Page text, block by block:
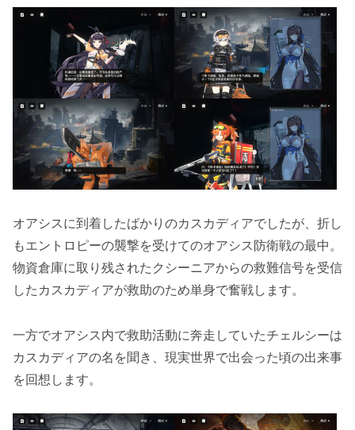
オアシスに到着したばかりのカスカディアでしたが、折し
もエントロピーの襲撃を受けてのオアシス防衛戦の最中。
物資倉庫に取り残されたクシーニアからの救難信号を受信
したカスカディアが救助のため単身で奮戦します。
一方でオアシス内で救助活動に奔走していたチェルシーは
カスカディアの名を聞き、現実世界で出会った頃の出来事
を回想します。